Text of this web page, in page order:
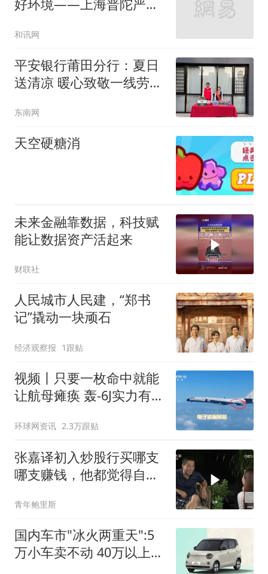
好环境——上海普陀严
筑牢金融法治屏障
和讯网
平安银行莆田分行：夏日
送清凉 暖心致敬一线劳动
东南网
天空硬糖消
未来金融靠数据，科技赋
能让数据资产活起来
财联社
人民城市人民建，“郑书
记”撬动一块顽石
经济观察报 1跟贴
视频丨只要一枚命中就能
让航母瘫痪 轰-6J实力有多
环球网资讯 2.3万跟贴
张嘉译初入炒股行买哪支
哪支赚钱，他都觉得自己
青年鲍里斯
国内车市"冰火两重天":5
万小车卖不动 40万以上的